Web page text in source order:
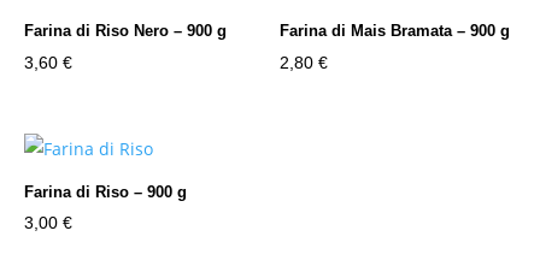
Farina di Riso Nero – 900 g
3,60 €
Farina di Mais Bramata – 900 g
2,80€
Farina di Riso – 900 g
3,00 €